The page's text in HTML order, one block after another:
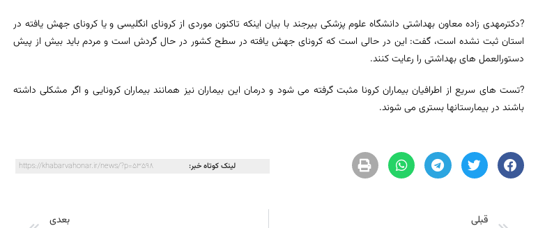
?دکترمهدی زاده معاون بهداشتی دانشگاه علوم پزشکی بیرجند با بیان اینکه تاکنون موردی از کرونای انگلیسی و یا کرونای جهش یافته در
استان ثبت نشده است، گفت: این در حالی است که کرونای جهش یافته در سطح کشور در حال گردش است و مردم باید بیش از پیش
دستورالعمل های بهداشتی را رعایت کنند.
?تست های سریع از اطرافیان بیماران کرونا مثبت گرفته می شود و درمان این بیماران نیز همانند بیماران کرونایی و اگر مشکلی داشته
باشند در بیمارستانها بستری می شوند.
لینک کوتاه خبر: https://khabarvahonar.ir/news/?p=53598
قبلی بعدی